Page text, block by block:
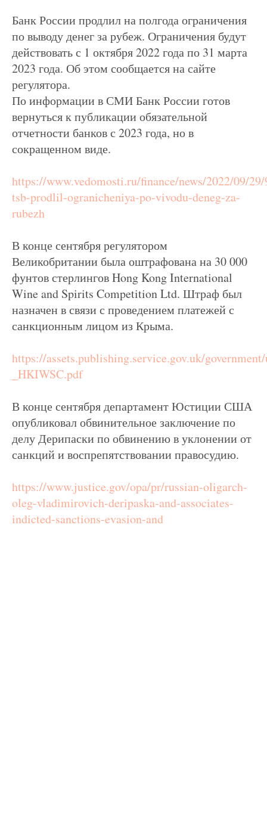
Банк России продлил на полгода ограничения
по выводу денег за рубеж. Ограничения будут
действовать с 1 октября 2022 года по 31 марта
2023 года. Об этом сообщается на сайте
регулятора.
По информации в СМИ Банк России готов
вернуться к публикации обязательной
отчетности банков с 2023 года, но в
сокращенном виде.
https://www.vedomosti.ru/finance/news/2022/09/
tsb-prodlil-ogranicheniya-po-vivodu-deneg-za-
rubezh
В конце сентября регулятором
Великобритании была оштрафована на 30 000
фунтов стерлингов Hong Kong International
Wine and Spirits Competition Ltd. Штраф был
назначен в связи с проведением платежей с
санкционным лицом из Крыма.
https://assets.publishing.service.gov.uk/
_HKIWSC.pdf
В конце сентября департамент Юстиции США
опубликовал обвинительное заключение по
делу Дерипаски по обвинению в уклонении от
санкций и воспрепятствовании правосудию.
https://www.justice.gov/opa/pr/russian-oligarch-
oleg-vladimirovich-deripaska-and-associates-
indicted-sanctions-evasion-and